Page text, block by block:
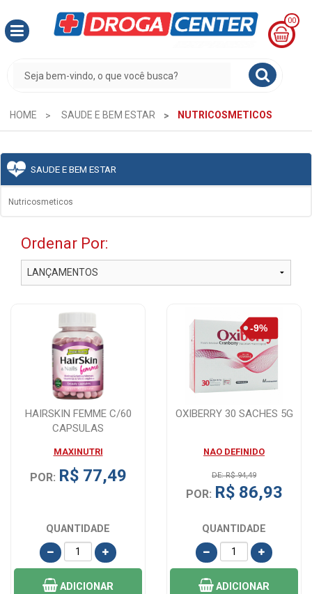
00
CESTA
R$
0,00
HOME SAUDE E BEM ESTAR NUTRICOSMETICOS
SAUDE E BEM ESTAR
Nutricosmeticos
Ordenar Por:
HAIRSKIN FEMME C/60
CAPSULAS
MAXINUTRI
POR: R$ 77,49
QUANTIDADE
ADICIONAR
OXIBERRY 30 SACHES 5G
NAO DEFINIDO
DE: R$ 94,49
POR: R$ 86,93
QUANTIDADE
ADICIONAR